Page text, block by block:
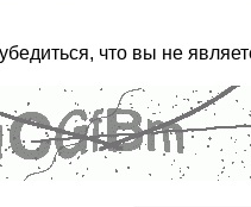
что вы не